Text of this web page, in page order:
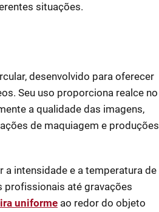
situações.
desenvolvido para oferecer
Seu uso proporciona realce no
a qualidade das imagens,
de maquiagem e produções
a intensidade e a temperatura de
profissionais até gravações
uniforme ao redor do objeto